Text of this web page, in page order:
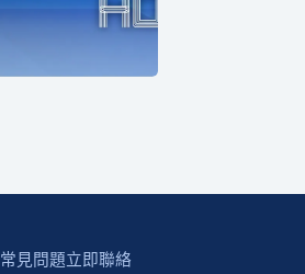
常見問題立即聯絡